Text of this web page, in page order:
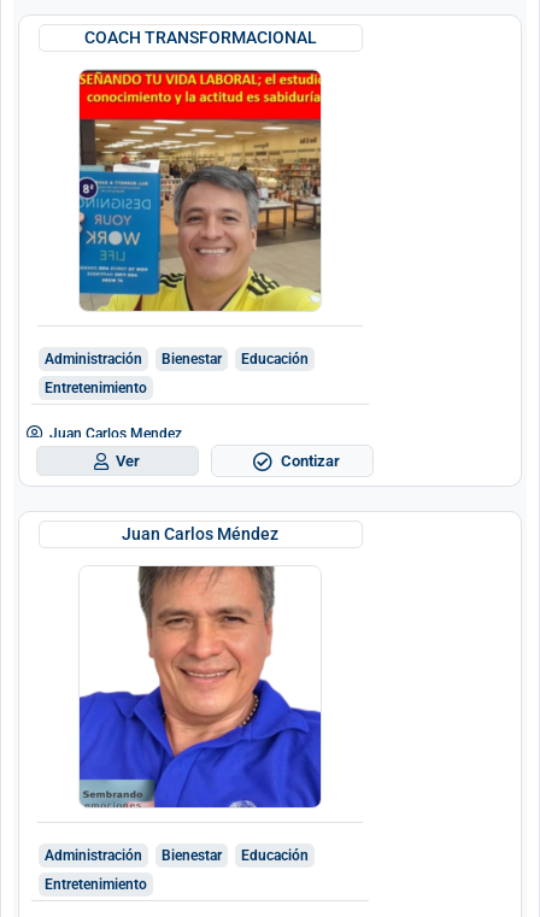
COACH TRANSFORMACIONAL
Administración Bienestar
Educación
Entretenimiento
Juan Carlos Mendez
Ver Contizar
Juan Carlos Méndez
Administración Bienestar
Educación
Entretenimiento